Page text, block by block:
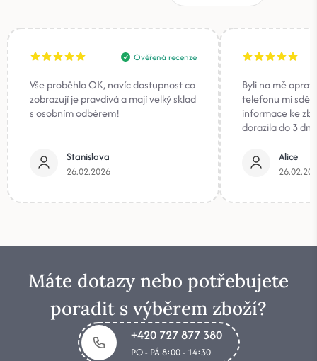
Ověřená recenze
Vše proběhlo OK, navíc dostupnost co
zobrazují je pravdivá a mají velký sklad
s osobním odběrem!
Stanislava
26.02.2026
Byli na mě
telefonu mi
informace ke
dorazila do 3
Alice
Máte dotazy nebo potřebujete
poradit s výběrem zboží?
+420 727 877 380
PO - PÁ 8:00 - 14:30